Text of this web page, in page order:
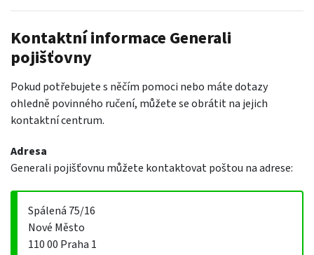
Kontaktní informace Generali
pojišťovny
Pokud potřebujete s něčím pomoci nebo máte dotazy
ohledně povinného ručení, můžete se obrátit na jejich
kontaktní centrum.
Adresa
Generali pojišťovnu můžete kontaktovat poštou na adrese:
Spálená 75/16
Nové Město
110 00 Praha 1